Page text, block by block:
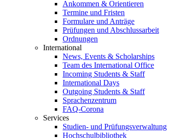
Ankommen & Orientieren
Termine und Fristen
Formulare und Anträge
Prüfungen und Abschlussarbeit
Ordnungen
International
News, Events & Scholarships
Team des International Office
Incoming Students & Staff
International Days
Outgoing Students & Staff
Sprachenzentrum
FAQ-Corona
Services
Studien- und Prüfungsverwaltung
Hochschulbibliothek